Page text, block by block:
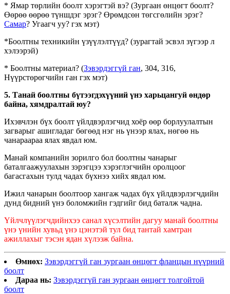
* Ямар төрлийн боолт хэрэгтэй вэ? (Зургаан өнцөгт боолт?
Өөрөө өөрөө түншдэг эрэг? Өрөмдсөн төгсгөлийн эрэг?
Самар? Угаагч уу? гэх мэт)
*Боолтны техникийн үзүүлэлтүүд? (зурагтай эсвэл зүгээр л
хэлээрэй)
* Боолтны материал? (Зэвэрдэггүй ган, 304, 316,
Нүүрстөрөгчийн ган гэх мэт)
5. Танай боолтны бүтээгдэхүүний үнэ харьцангуй өндөр
байна, хямдралтай юу?
Ихэвчлэн бүх боолт үйлдвэрлэгчид хоёр өөр борлуулалтын
загварыг ашигладаг бөгөөд нэг нь үнээр ялах, нөгөө нь
чанараараа ялах явдал юм.
Манай компанийн зорилго бол боолтны чанарыг
баталгаажуулахын зэрэгцээ хэрэглэгчийн оролцоог
багасгахын тулд чадах бүхнээ хийх явдал юм.
Ижил чанарын боолтоор хангаж чадах бүх үйлдвэрлэгчдийн
дунд бидний үнэ боломжийн гэдгийг бид баталж чадна.
Үйлчлүүлэгчдийнхээ санал хүсэлтийн дагуу манай боолтны
үнэ үнийн хувьд үнэ цэнэтэй тул бид тантай хамтран
ажиллахыг тэсэн ядан хүлээж байна.
Өмнөх: Зэвэрдэггүй ган зургаан өнцөгт фланцын нүүрний
боолт
Дараа нь: Зэвэрдэггүй ган зургаан өнцөгт толгойтой
боолт